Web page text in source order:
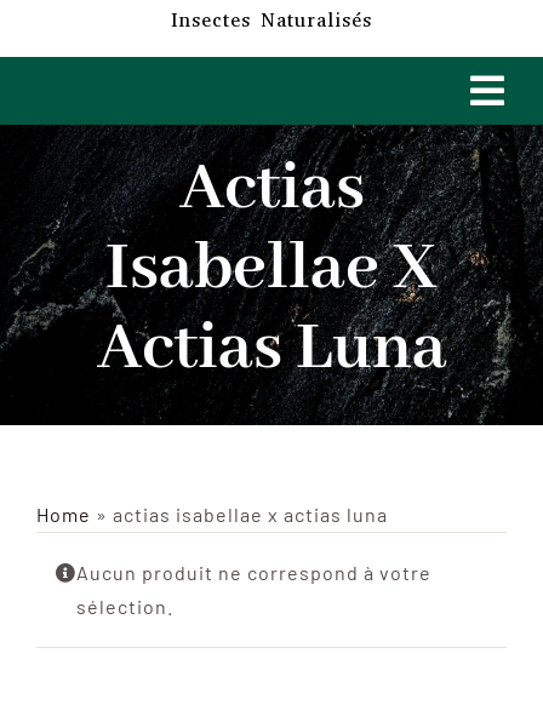
Insectes Naturalisés
ACCUEIL
INSECTES NATURALISÉS
DÉCORATIONS
MATÉRIELS
À PROPOS
CONTACT
Actias
Isabellae X
Actias Luna
Home » actias isabellae x actias luna
Aucun produit ne correspond à votre
sélection.